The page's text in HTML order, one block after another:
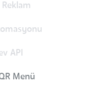
API
Menü